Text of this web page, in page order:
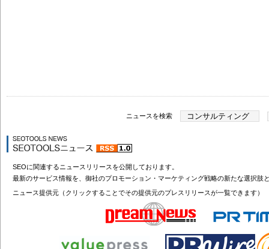
ニュースを検索
SEOに関連するニュースリリースを公開しております。
最新のサービス情報を、御社のプロモーション・マーケティング戦略の新たな選択肢
ニュース提供元（クリックすることでその提供元のプレスリリースが一覧できます）